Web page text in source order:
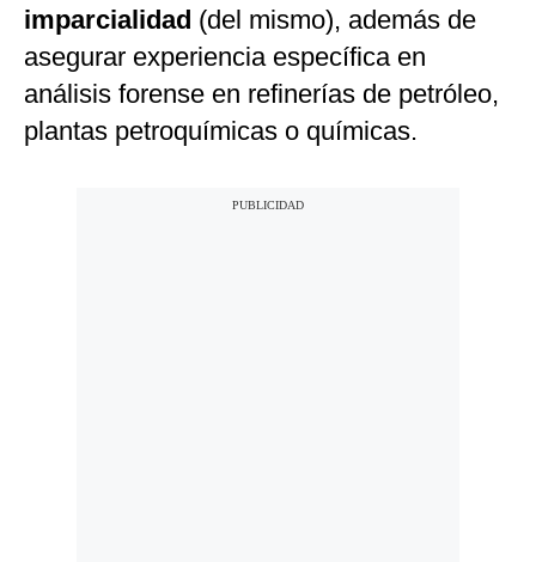
imparcialidad (del mismo), además de
asegurar experiencia específica en
análisis forense en refinerías de petróleo,
plantas petroquímicas o químicas.